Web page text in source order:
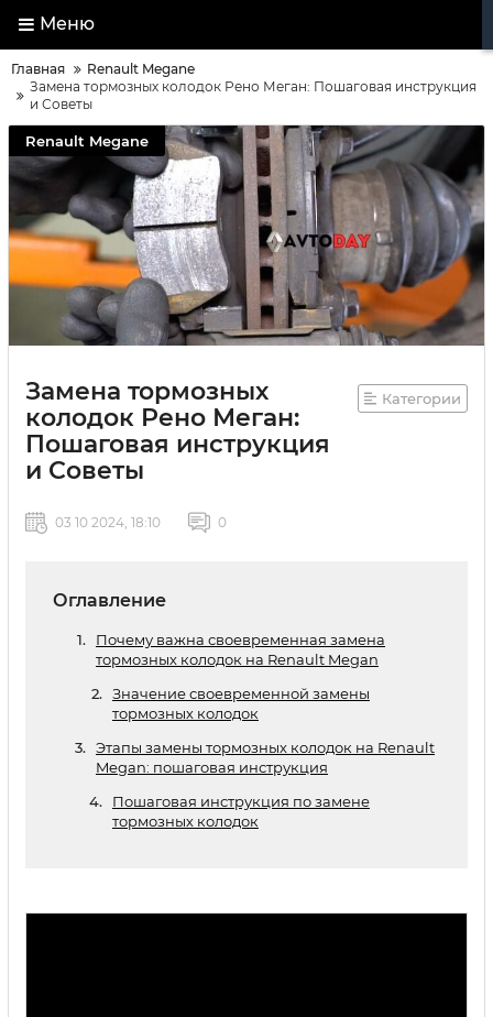
Меню
Главная
Renault Megane
Замена тормозных колодок Рено Меган: Пошаговая инструкция
и Советы
Renault Megane
Замена тормозных
колодок Рено Меган:
Пошаговая инструкция
и Советы
Категории
03 10 2024, 18:10 0
Оглавление
Почему важна своевременная замена
тормозных колодок на Renault Megan
Значение своевременной замены
тормозных колодок
Этапы замены тормозных колодок на Renault
Megan: пошаговая инструкция
Пошаговая инструкция по замене
тормозных колодок